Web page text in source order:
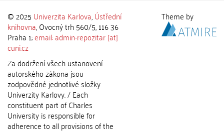
© 2025 Univerzita Karlova,Ústřední
knihovna, Ovocný trh 560/5, 116 36
Praha 1;email: admin-repozitar [at]
cuni.cz
Za dodržení všech ustanovení
autorského zákona jsou
zodpovědné jednotlivé složky
Univerzity Karlovy. / Each
constituent part of Charles
University is responsible for
adherence to all provisions of the
Theme by